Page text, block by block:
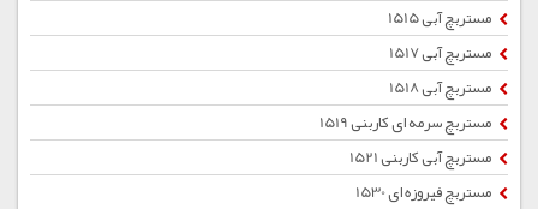
مستربچ آبی 1515
مستربچ آبی 1517
مستربچ آبی 1518
مستربچ سرمه ای کاربنی 1519
مستربچ آبی کاربنی 1521
مستربچ فیروزه ای 1530